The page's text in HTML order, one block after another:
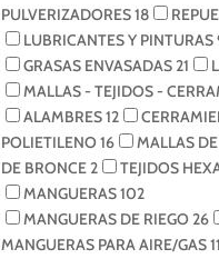
PULVERIZADORES18
LUBRICANTES Y PINTURAS
GRASAS ENVASADAS21
MALLAS - TEJIDOS -
ALAMBRES12
POLIETILENO 16 MALLAS
DE BRONCE2 TEJIDOS
MANGUERAS102
MANGUERAS DE RIEGO 26
MANGUERAS PARA AIRE/GAS11